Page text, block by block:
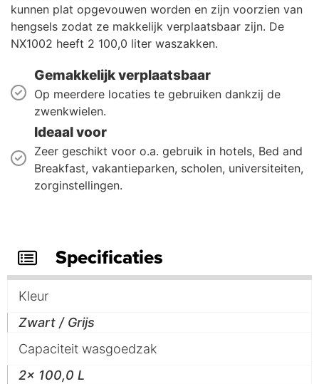
kunnen plat opgevouwen worden en zijn voorzien van
hengsels zodat ze makkelijk verplaatsbaar zijn. De
NX1002 heeft 2 100,0 liter waszakken.
Gemakkelijk verplaatsbaar
Op meerdere locaties te gebruiken dankzij de
zwenkwielen.
Ideaal voor
Zeer geschikt voor o.a. gebruik in hotels, Bed and
Breakfast, vakantieparken, scholen, universiteiten,
zorginstellingen.
Specificaties
Kleur
Zwart / Grijs
Capaciteit wasgoedzak
2x 100,0 L